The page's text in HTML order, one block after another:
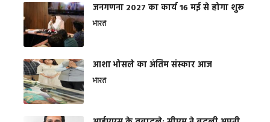
जनगणना 2027 का कार्य 16 मई से होगा शुरू
भारत
आशा भोसले का अंतिम संस्कार आज
भारत